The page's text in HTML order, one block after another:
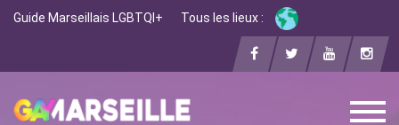
Guide Marseillais LGBTQI+ Tous les lieux :